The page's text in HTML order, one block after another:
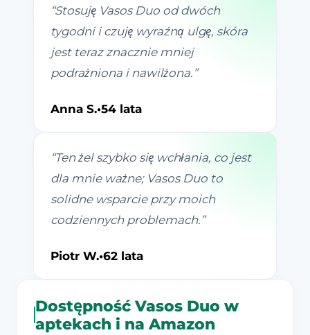
“Stosuję Vasos Duo od dwóch
tygodni i czuję wyraźną ulgę, skóra
jest teraz znacznie mniej
podrażniona i nawilżona. ”
Anna S.•54 lata
“Ten żel szybko się wchłania, co jest
dla mnie ważne; Vasos Duo to
solidne wsparcie przy moich
codziennych problemach. ”
Piotr W.•62 lata
Dostępność Vasos Duo w
aptekach i na Amazon